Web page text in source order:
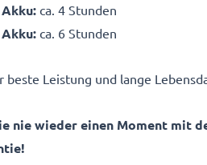
ca. 4 Stunden
ca. 6 Stunden
beste Leistung und lange
nie wieder einen Moment mit